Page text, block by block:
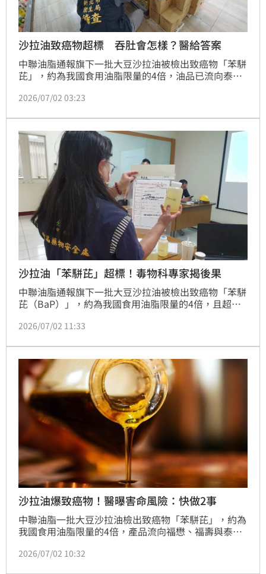
沙拉油致癌物超標 吞肚會怎樣？醫給答案
中聯油脂通報旗下一批大豆沙拉油被檢出致癌物「苯駢
芘」，約為我國食用油脂限量的4倍，油品已流向泰
醫楊振昌表示，苯駢芘通常與高溫加熱有關，若長期、
風險。
2026/07/02 03:23
沙拉油「苯駢芘」超標！毒物科專家揭後果
中聯油脂通報旗下一批大豆沙拉油被檢出致癌物「苯駢
芘（BaP）」，約為我國食用油脂限量的4倍，且超標
山，再製成多項油品。台中榮總毒物科主任毛彥喬說
種，被國際癌症研究機構（IARC）列為第一類致癌物
的化合物，也是各國評估食品中PAHs污染的重要指
標。
2026/07/02 11:33
沙拉油爆致癌物！醫曝害命風險：快做2事
中聯油脂一批大豆沙拉油檢出致癌物「苯駢芘」，約為
我國食用油脂限量的4倍，產品流向福懋、福壽與泰
響，醫師王介立表示，此案仍屬「低度關切」，已短期
2026/07/02 10:32